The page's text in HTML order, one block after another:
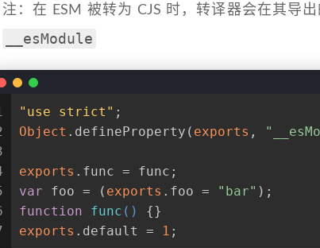
注：在 ESM 被转为 CJS 时，转译器会在其导
__esModule
"use strict" ;
Object .defineProperty( exports ,
exports .func = func;
var foo = ( exports .foo = "bar" );
function
func ( ) {}
exports .default = 1 ;